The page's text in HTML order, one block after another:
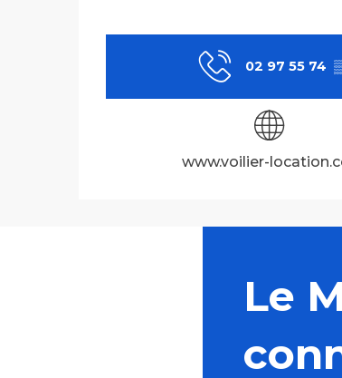
02 97 55 74
www.voilier-
Le